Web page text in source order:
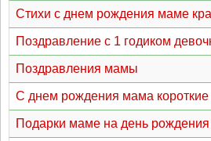
Стихи с днем рождения маме
Поздравление с 1 годиком
Поздравления мамы
С днем рождения мама короткие
Подарки маме на день